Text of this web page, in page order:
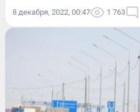
8 декабря, 2022, 00:47 1 763